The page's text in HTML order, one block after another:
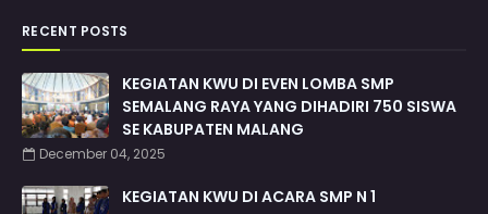
RECENT POSTS
KEGIATAN KWU DI EVEN LOMBA SMP
SEMALANG RAYA YANG DIHADIRI 750 SISWA
SE KABUPATEN MALANG
December 04, 2025
KEGIATAN KWU DI ACARA SMP N 1